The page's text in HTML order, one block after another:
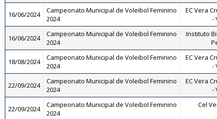
16/06/2024
Campeonato Municipal de Voleibol Feminino
2024
EC Vera
-
16/06/2024
Campeonato Municipal de Voleibol Feminino
2024
Instituto
18/08/2024
Campeonato Municipal de Voleibol Feminino
2024
EC Vera
-
22/09/2024
Campeonato Municipal de Voleibol Feminino
2024
EC Vera
-
22/09/2024
Campeonato Municipal de Voleibol Feminino
2024
Cel